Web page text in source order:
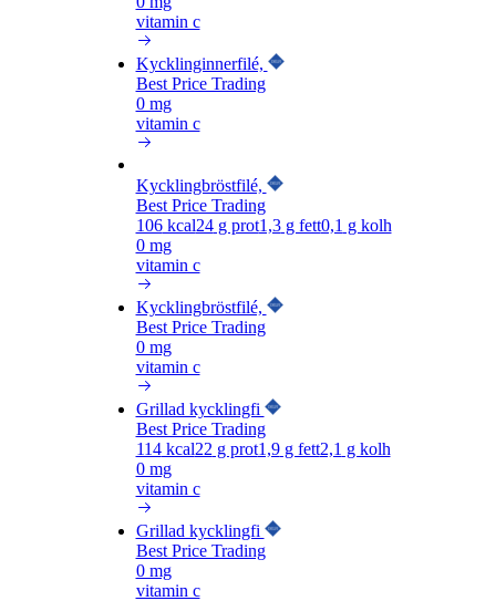
vitamin c
Kycklinginnerfilé,
Best Price Trading
0 mg
vitamin c
Kycklingbröstfilé,
Best Price Trading
106kcal24g prot1,3g fett0,1 g kolh
0 mg
vitamin c
Kycklingbröstfilé,
Best Price Trading
0 mg
vitamin c
Grillad kycklingfi
Best Price Trading
114kcal22 g prot1,9g fett2,1 g kolh
0 mg
vitamin c
Grillad kycklingfi
Best Price Trading
0 mg
vitamin c